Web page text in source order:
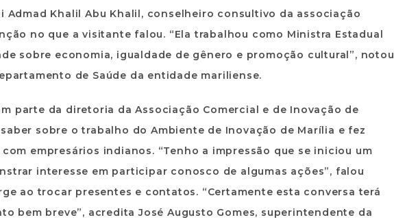
Admad Khalil Abu Khalil, conselheiro consultivo da associação
no que a visitante falou. “Ela trabalhou como Ministra Estadual
sobre economia, igualdade de gênero e promoção cultural”, notou
de Saúde da entidade mariliense.
parte da diretoria da Associação Comercial e de Inovação de
sobre o trabalho do Ambiente de Inovação de Marília e fez
empresários indianos. “Tenho a impressão que se iniciou um
interesse em participar conosco de algumas ações”, falou
ao trocar presentes e contatos. “Certamente esta conversa terá
bem breve”, acredita José Augusto Gomes, superintendente da